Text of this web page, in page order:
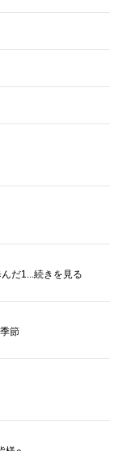
だ1...続きを見る
節